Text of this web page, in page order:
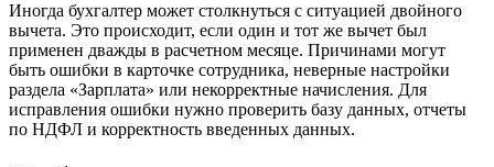
Иногда бухгалтер может столкнуться с ситуацией двойного
вычета. Это происходит, если один и тот же вычет был
применен дважды в расчетном месяце. Причинами могут
быть ошибки в карточке сотрудника, неверные настройки
раздела «Зарплата» или некорректные начисления. Для
исправления ошибки нужно проверить базу данных, отчеты
по НДФЛ и корректность введенных данных.